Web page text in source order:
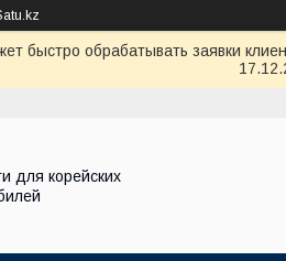
быстро обрабатывать заявки
для корейских